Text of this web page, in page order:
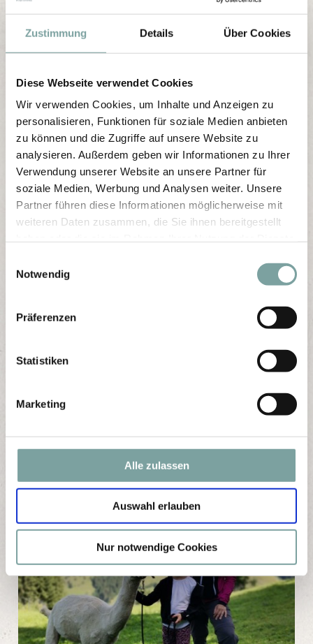
Zustimmung Details Über Cookies
Diese Webseite verwendet Cookies
Wir verwenden Cookies, um Inhalte und Anzeigen zu
personalisieren, Funktionen für soziale Medien anbieten
zu können und die Zugriffe auf unsere Website zu
analysieren. Außerdem geben wir Informationen zu Ihrer
Verwendung unserer Website an unsere Partner für
soziale Medien, Werbung und Analysen weiter. Unsere
Partner führen diese Informationen möglicherweise mit
weiteren Daten zusammen, die Sie ihnen bereitgestellt
l
Notwendig
Präferenzen
Statistiken
Marketing
Alle zulassen
Auswahl erlauben
Nur notwendige Cookies